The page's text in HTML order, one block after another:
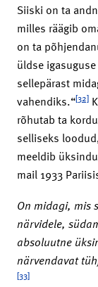
Siiski on ta
milles räägib
on ta
üldse
sellepärast
vahendiks.“[32]
rõhutab ta
selliseks
meeldib
mail 1933
On midagi, mis
närvidele,
absoluutne
närvendavat
[33]